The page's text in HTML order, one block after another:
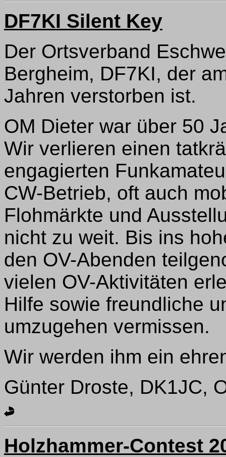
DF7KI Silent Key
Der Ortsverband
Bergheim, DF7KI, der
Jahren verstorben ist.
OM Dieter war über 50
Wir verlieren einen
engagierten
CW-Betrieb, oft auch
Flohmärkte und
nicht zu weit. Bis ins
den OV-Abenden
vielen OV-Aktivitäten
Hilfe sowie freundliche
umzugehen vermissen.
Wir werden ihm ein
Günter Droste, DK1JC,
Holzhammer-Contest